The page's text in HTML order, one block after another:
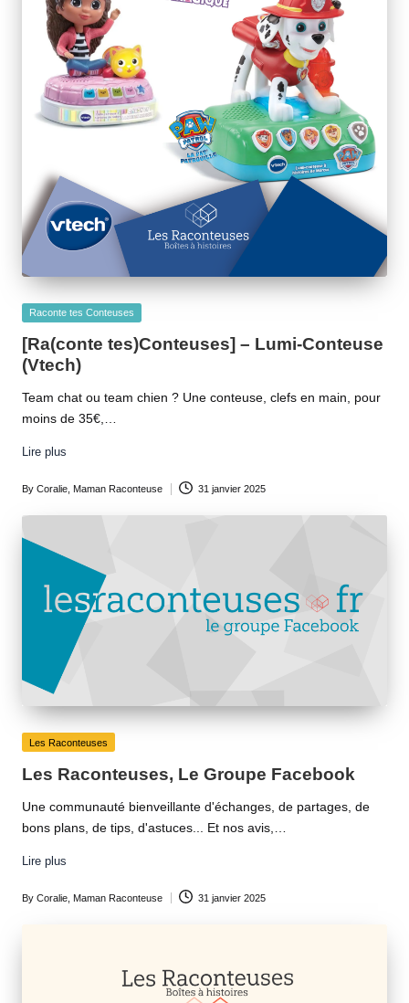
Posted
Raconte tes Conteuses
[Ra(conte tes)Conteuses] – Lumi-Conteuse
(Vtech)
Team chat ou team chien ? Une conteuse, clefs en main, pour
moins de 35€,…
Lire plus
Posted
by
By Coralie, Maman Raconteuse 31 janvier 2025
Posted
Les Raconteuses
Les Raconteuses, Le Groupe Facebook
Une communauté bienveillante d'échanges, de partages, de
bons plans, de tips, d'astuces... Et nos avis,…
Lire plus
Posted
By Coralie, Maman Raconteuse 31 janvier 2025